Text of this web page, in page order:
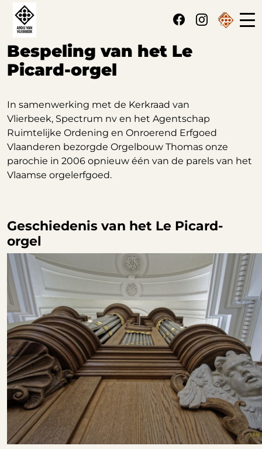
Bespeling van het Le
Picard-orgel
In samenwerking met de Kerkraad van
Vlierbeek, Spectrum nv en het Agentschap
Ruimtelijke Ordening en Onroerend Erfgoed
Vlaanderen bezorgde Orgelbouw Thomas onze
parochie in 2006 opnieuw één van de parels van het
Vlaamse orgelerfgoed.
Geschiedenis van het Le Picard-
orgel
Cookies beheer paneel